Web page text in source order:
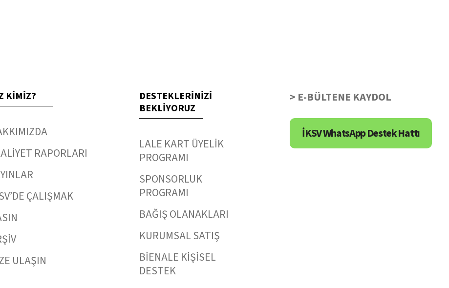
KİMİZ?
RAPORLARI
ÇALIŞMAK
ULAŞIN
DESTEKLERİNİZİ
BEKLİYORUZ
LALE KART ÜYELİK
PROGRAMI
SPONSORLUK
PROGRAMI
BAĞIŞ OLANAKLARI
KURUMSAL SATIŞ
BİENALE KİŞİSEL
DESTEK
> E-BÜLTENE KAYDOL
İKSV WhatsApp Destek Hattı